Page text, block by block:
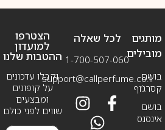
מותגים
מובילים
בושם
קסרג’וף
בושם
אינסנס
לכל שאלה
1-700-507-060
support@callperfume.co.il
הצטרפו
למועדון
ההטבות שלנו
וקבלו עדכונים
על קופונים
ומבצעים
שווים לפני כולם